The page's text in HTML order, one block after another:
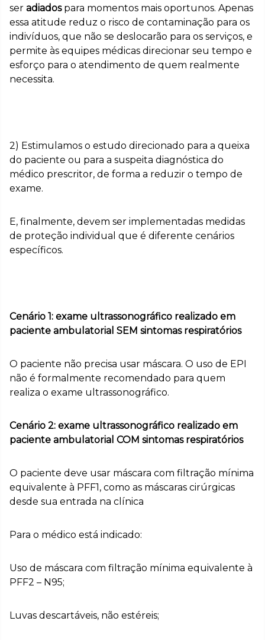
ser adiadospara momentos mais oportunos. Apenas
essa atitude reduz o risco de contaminação para os
indivíduos, que não se deslocarão para os serviços, e
permite às equipes médicas direcionar seu tempo e
esforço para o atendimento de quem realmente
necessita.
2) Estimulamos o estudo direcionado para a queixa
do paciente ou para a suspeita diagnóstica do
médico prescritor, de forma a reduzir o tempo de
exame.
E, finalmente, devem ser implementadas medidas
de proteção individual que é diferente cenários
específicos.
Cenário 1: exame ultrassonográfico realizado em
paciente ambulatorial SEM sintomas respiratórios
O paciente não precisa usar máscara. O uso de EPI
não é formalmente recomendado para quem
realiza o exame ultrassonográfico.
Cenário 2: exame ultrassonográfico realizado em
paciente ambulatorial COM sintomas respiratórios
O paciente deve usar máscara com filtração mínima
equivalente à PFF1, como as máscaras cirúrgicas
desde sua entrada na clínica
Para o médico está indicado:
Uso de máscara com filtração mínima equivalente à
PFF2 – N95;
Luvas descartáveis, não estéreis;